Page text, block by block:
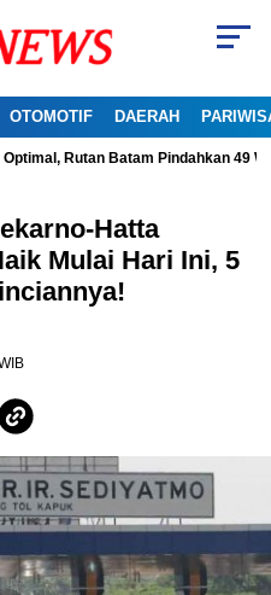
OTOMOTIF DAERAH
Rutan Batam Pindahkan 49
Hatta
Mulai Hari Ini, 5